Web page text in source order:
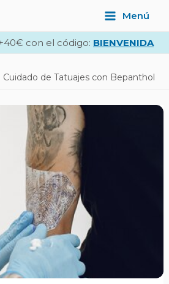
Main
Menu
Menú
con el código: BIENVENIDA
Cuidado de Tatuajes con Bepanthol